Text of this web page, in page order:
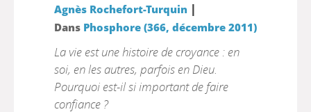
Agnès Rochefort-Turquin |
Dans Phosphore (366, décembre 2011)
La vie est une histoire de croyance : en
soi, en les autres, parfois en Dieu.
Pourquoi est-il si important de faire
confiance ?